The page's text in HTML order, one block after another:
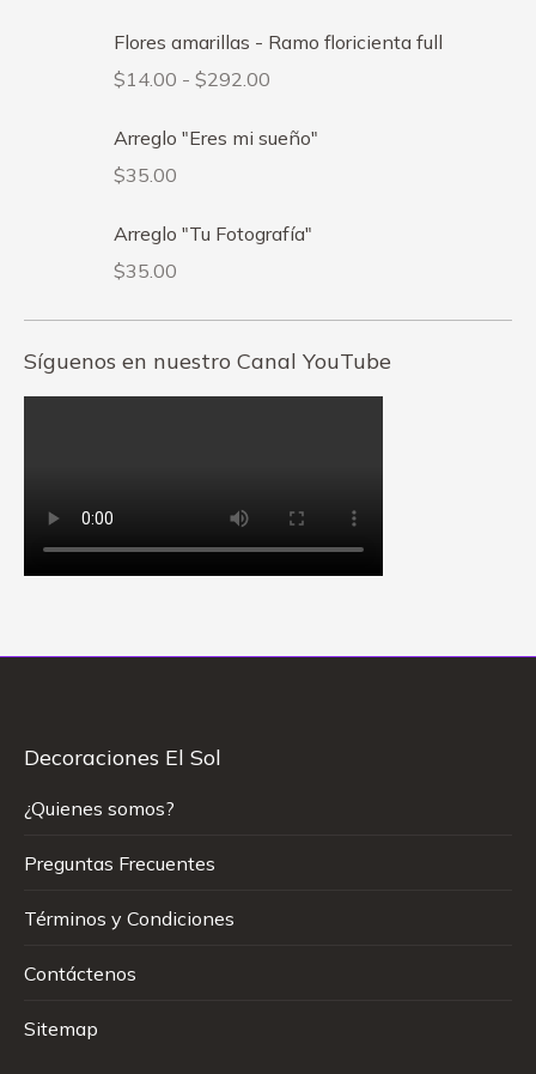
Flores amarillas - Ramo floricienta full
$14.00 - $292.00
precios:
hasta
Arreglo "Eres mi sueño"
$35.00
Arreglo "Tu Fotografía"
$35.00
Síguenos en nuestro Canal YouTube
Decoraciones El Sol
¿Quienes somos?
Preguntas Frecuentes
Términos y Condiciones
Contáctenos
Sitemap